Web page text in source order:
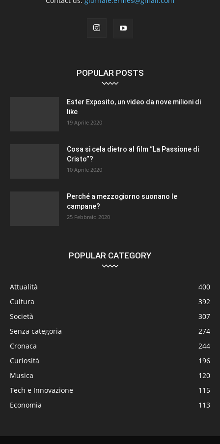
POPULAR POSTS
Ester Exposito, un video da nove milioni di
like
19 Aprile 2020
Cosa si cela dietro al film “La Passione di
Cristo”?
10 Aprile 2020
Perché a mezzogiorno suonano le
campane?
25 Febbraio 2020
POPULAR CATEGORY
Attualità
400
Cultura
392
Società
307
Senza categoria
274
Cronaca
244
Curiosità
196
Musica
120
Tech e Innovazione
115
Economia
113